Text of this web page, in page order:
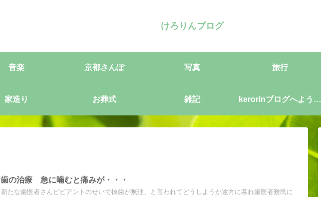
けろりんブログ
音楽 京都さんぽ 写真 旅行
家造り お葬式 雑記 kerorinブログへようこ
歯の治療 急に噛むと痛みが・・・
新たな歯医者さんビビアントのせいで抜歯が無理、と言われてどうしようか途方に暮れ歯医者難民に